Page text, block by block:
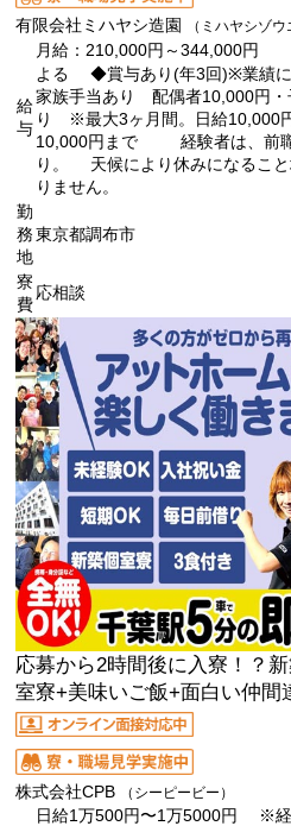
有限会社ミハヤシ造園 （ミハヤシゾウ
給
与
月給：210,000円～344,000
よる ◆賞与あり(年3回)※業
家族手当あり 配偶者10,000円
り ※最大3ヶ月間。日給
10,000円まで 経験者は、前職
り。 天候により休みになるこ
りません。
勤
務
地
東京都調布市
寮
費
応相談
応募から2時間後に入寮！？
室寮+美味いご飯+面白い仲間
株式会社CPB （シーピービー）
日給1万500円〜1万5000円 ※